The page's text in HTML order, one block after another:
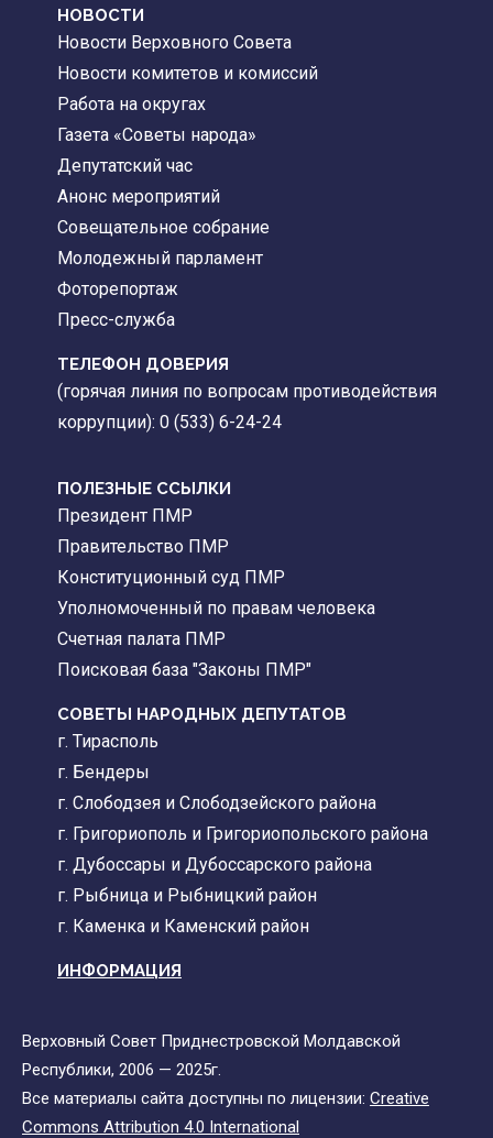
НОВОСТИ
Новости Верховного Совета
Новости комитетов и комиссий
Работа на округах
Газета «Советы народа»
Депутатский час
Анонс мероприятий
Совещательное собрание
Молодежный парламент
Фоторепортаж
Пресс-служба
ТЕЛЕФОН ДОВЕРИЯ
(горячая линия по вопросам противодействия
коррупции): 0 (533) 6-24-24
ПОЛЕЗНЫЕ ССЫЛКИ
Президент ПМР
Правительство ПМР
Конституционный суд ПМР
Уполномоченный по правам человека
Счетная палата ПМР
Поисковая база "Законы ПМР"
СОВЕТЫ НАРОДНЫХ ДЕПУТАТОВ
г. Тирасполь
г. Бендеры
г. Слободзея и Слободзейского района
г. Григориополь и Григориопольского района
г. Дубоссары и Дубоссарского района
г. Рыбница и Рыбницкий район
г. Каменка и Каменский район
ИНФОРМАЦИЯ
Верховный Совет Приднестровской Молдавской
Республики, 2006 — 2025г.
Все материалы сайта доступны по лицензии: Creative
Commons Attribution 4.0 International